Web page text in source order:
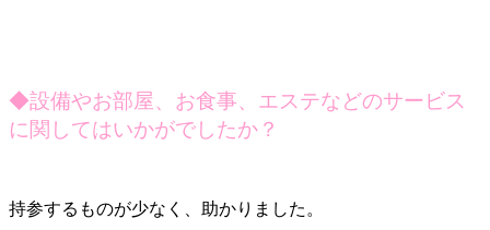
◆設備やお部屋、お食事、エステなどのサービス
に関してはいかがでしたか？
持参するものが少なく、助かりました。